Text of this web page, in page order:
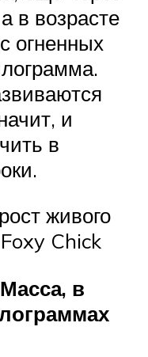
в возрасте
огненных
и
в
живого
Chick
Масса, в